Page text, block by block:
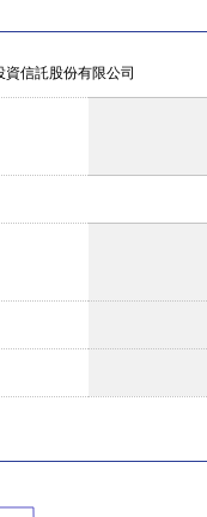
資信託股份有限公司